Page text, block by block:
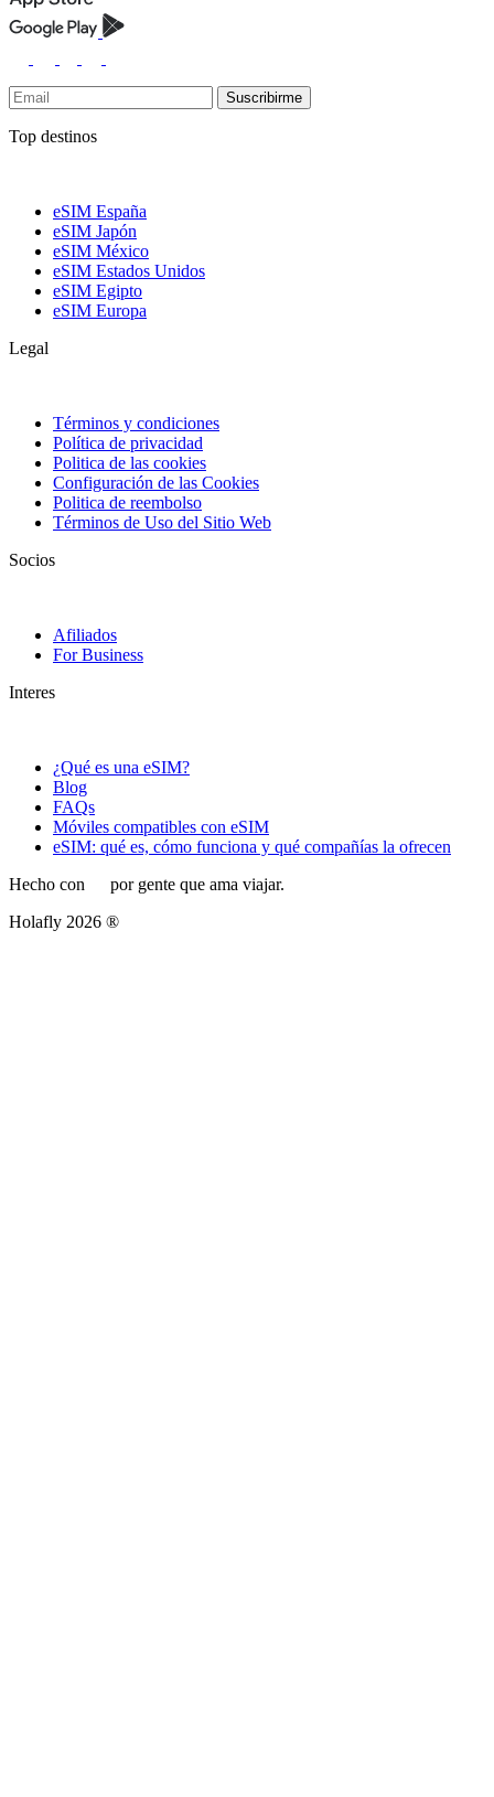
Suscribirme
Top destinos
eSIM España
eSIM Japón
eSIM México
eSIM Estados Unidos
eSIM Egipto
eSIM Europa
Legal
Términos y condiciones
Política de privacidad
Politica de las cookies
Configuración de las Cookies
Politica de reembolso
Términos de Uso del Sitio Web
Socios
Afiliados
For Business
Interes
¿Qué es una eSIM?
Blog
FAQs
Móviles compatibles con eSIM
eSIM: qué es, cómo funciona y qué compañías la ofrecen
Hecho con
por gente que ama viajar.
Holafly 2026 ®